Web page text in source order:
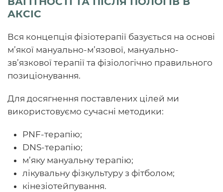
АКСІС
Вся концепція фізіотерапії базується на основі
м’якої мануально-м’язової, мануально-
зв’язкової терапії та фізіологічно правильного
позиціонування.
Для досягнення поставлених цілей ми
використовуємо сучасні методики:
PNF-терапію;
DNS-терапію;
м’яку мануальну терапію;
лікувальну фізкультуру з фітболом;
кінезіотейпування.